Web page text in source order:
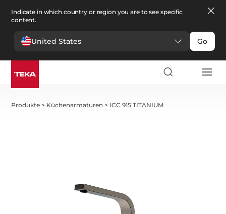
Indicate in which country or region you are to see specific
content.
United States Go
Produkte > Küchenarmaturen > ICC 915 TITANIUM